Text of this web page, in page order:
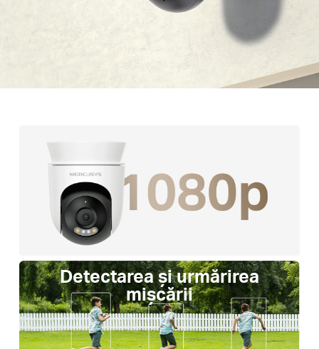
Detectarea și urmărirea
mișcării